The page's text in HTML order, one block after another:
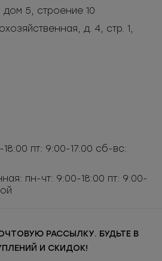
дом 5, строение 10
д. 4, стр. 1,
пт: 9:00-17:00 сб-вс:
пн-чт: 9:00-18:00 пт: 9:00-
РАССЫЛКУ. БУДЬТЕ В
И СКИДОК!